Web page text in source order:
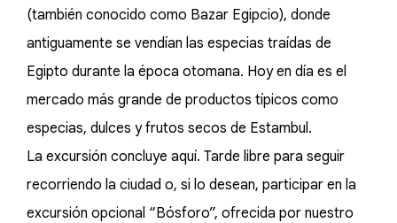
(también conocido como Bazar Egipcio), donde
antiguamente se vendían las especias traídas de
Egipto durante la época otomana. Hoy en día es el
mercado más grande de productos típicos como
especias, dulces y frutos secos de Estambul.
La excursión concluye aquí. Tarde libre para seguir
recorriendo la ciudad o, si lo desean, participar en la
excursión opcional “Bósforo”, ofrecida por nuestro